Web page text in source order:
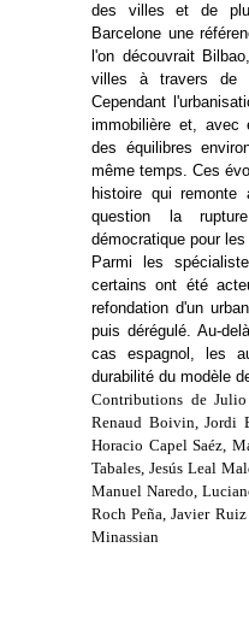
des villes et de
Barcelone une
l'on découvrait
villes à travers de
Cependant
immobilière et, avec
des équilibres
même temps. Ces
histoire qui
question la
démocratique pour
Parmi les
certains ont été
refondation d'un
puis dérégulé. Au-
cas espagnol, les
durabilité du modèle
Contributions de
Renaud Boivin, Jordi
Horacio Capel Saéz,
Tabales, Jesús Leal
Manuel Naredo,
Roch Peña, Javier
Minassian